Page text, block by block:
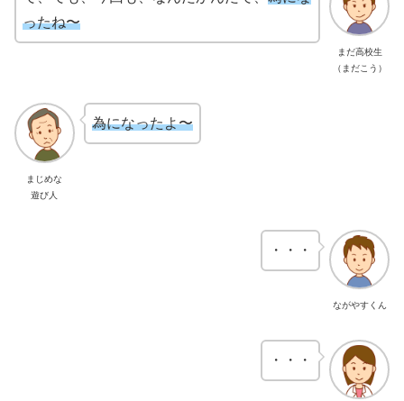
まだ高校生
（まだこう）
ったね〜
まじめな
遊び人
為になったよ〜
ながやすくん
・・・
・・・